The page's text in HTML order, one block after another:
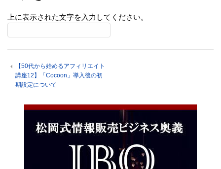
上に表示された文字を入力してください。
【50代から始めるアフィリエイト
講座12】「Cocoon」導入後の初
期設定について